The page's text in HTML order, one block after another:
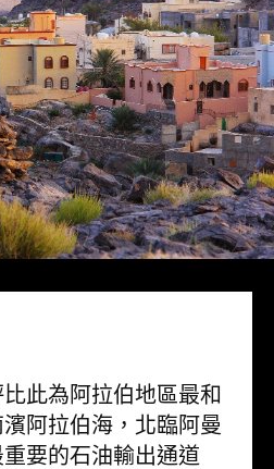
此為阿拉伯地區最和
阿拉伯海，北臨阿曼
要的石油輸出通道